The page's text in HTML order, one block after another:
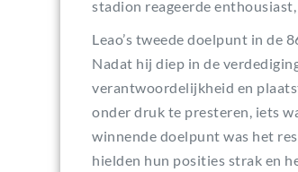
stadion reageerde
Leao’s tweede doelpunt in de
Nadat hij diep in de
verantwoordelijkheid en
onder druk te presteren, iets
winnende doelpunt was het
hielden hun posities strak en